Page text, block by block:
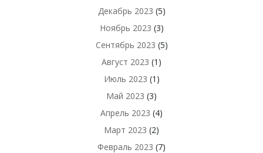
Декабрь 2023 (5)
Ноябрь 2023 (3)
Сентябрь 2023 (5)
Август 2023 (1)
Июль 2023 (1)
Май 2023 (3)
Апрель 2023 (4)
Март 2023 (2)
Февраль 2023 (7)